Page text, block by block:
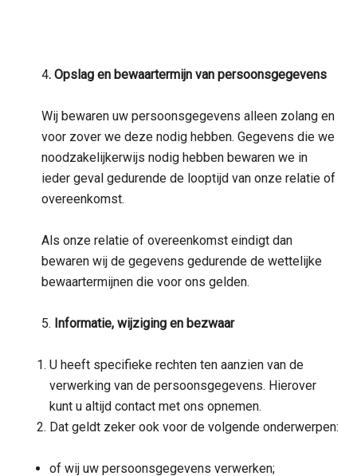
4. Opslag en bewaartermijn van persoonsgegevens
Wij bewaren uw persoonsgegevens alleen zolang en
voor zover we deze nodig hebben. Gegevens die we
noodzakelijkerwijs nodig hebben bewaren we in
ieder geval gedurende de looptijd van onze relatie of
overeenkomst.
Als onze relatie of overeenkomst eindigt dan
bewaren wij de gegevens gedurende de wettelijke
bewaartermijnen die voor ons gelden.
5. Informatie, wijziging en bezwaar
U heeft specifieke rechten ten aanzien van de
verwerking van de persoonsgegevens. Hierover
kunt u altijd contact met ons opnemen.
Dat geldt zeker ook voor de volgende onderwerpen:
of wij uw persoonsgegevens verwerken;